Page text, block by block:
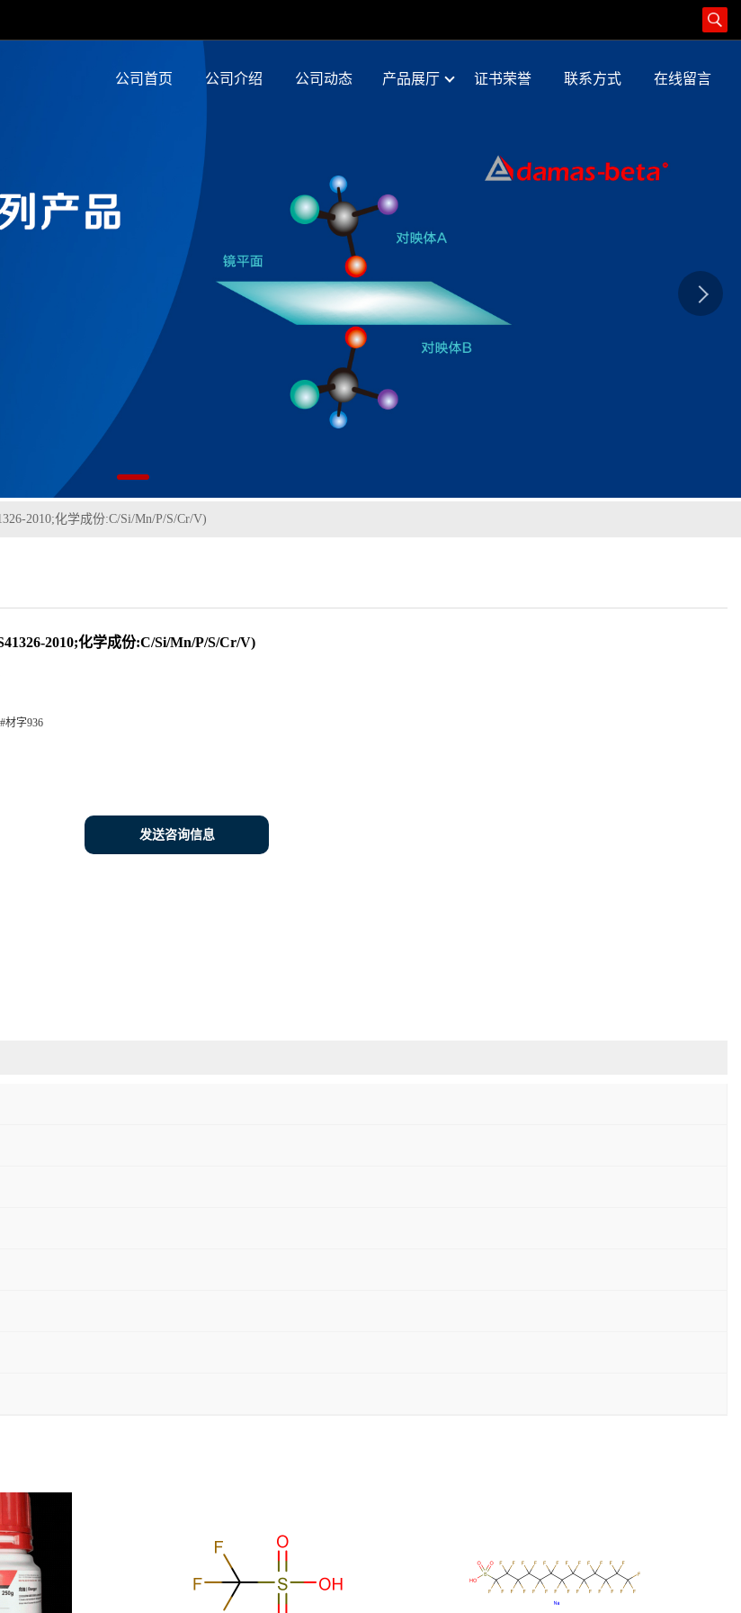
公司首页 公司介绍 公司动态 产品展厅 证书荣誉 联系方式 在线留言
2010;化学成份:C/Si/Mn/P/S/Cr/V)
2010;化学成份:C/Si/Mn/P/S/Cr/V)
材字936
发送咨询信息